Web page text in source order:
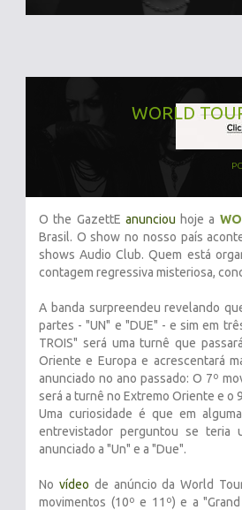
WORLD
O the GazettE anunciou hoje a
Brasil. O show no nosso país
shows Audio Club. Quem está
contagem regressiva misteriosa,
A banda surpreendeu revelando
partes - "UN" e "DUE" - e sim em
TROIS" será uma turnê que
Oriente e Europa e acrescentará
anunciado no ano passado: O 7º
será a turnê no Extremo Oriente e o
Uma curiosidade é que em
entrevistador perguntou se teria
anunciado a "Un" e a "Due".
No vídeo de anúncio da World
movimentos (10º e 11º) e a